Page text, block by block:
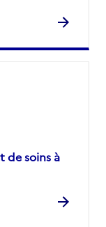
de soins à